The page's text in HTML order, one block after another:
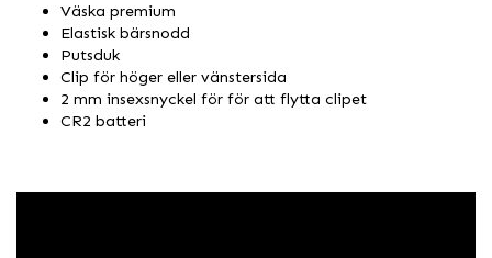
Väska premium
Elastisk bärsnodd
Putsduk
Clip för höger eller vänstersida
2 mm insexsnyckel för för att flytta clipet
CR2 batteri